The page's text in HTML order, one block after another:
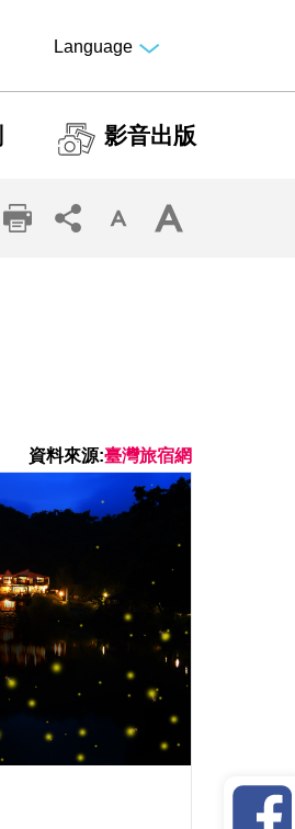
Language
影音出版
資料來源:臺灣旅宿網